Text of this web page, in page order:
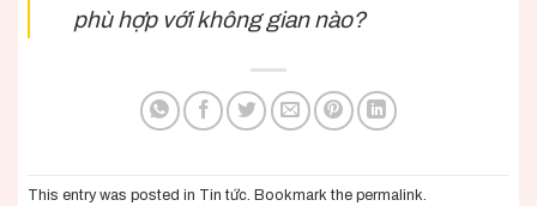
phù hợp với không gian nào?
This entry was posted in Tin tức. Bookmark the permalink.